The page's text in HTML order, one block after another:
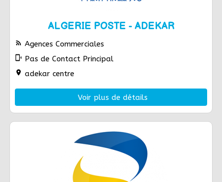
ALGERIE POSTE - ADEKAR
rss_feed Agences Commerciales
phonelink_ring Pas de Contact Principal
location_on adekar centre
Voir plus de détails